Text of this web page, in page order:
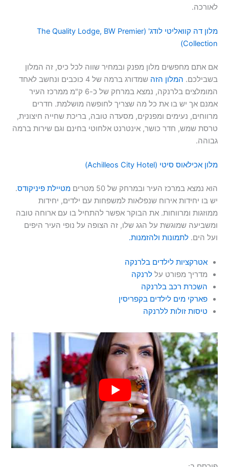
לאורכה.
מלון דה קוואליטי לודג' (The Quality Lodge, BW Premier
Collection)
אם אתם מחפשים מלון מפנק ובמחיר שווה לכל כיס, זה המלון
בשבילכם. המלון הזה
שמדורג ברמה של 4 כוכבים ונחשב לאחד
המומלצים בלרנקה, נמצא במרחק של כ-6 ק"מ ממרכז העיר
אמנם אך יש בו את כל מה שצריך לחופשה מושלמת. חדרים
מרווחים, נעימים ומפנקים, מסעדה טובה, בריכת שחייה חיצונית,
טרסת שמש, חדר כושר, אינטרנט אלחוטי בחינם וגם שירות ברמה
גבוהה.
מלון אכילאוס סיטי (Achilleos City Hotel)
הוא נמצא במרכז העיר ובמרחק של 50 מטרים מטיילת פיניקודס.
יש בו יחידות אירוח שנפלאות למשפחות עם ילדים, יחידות
ממוזגות ומרווחות. את הבוקר אפשר להתחיל בו עם ארוחה טובה
ומשביעה שמוגשת על הגג שלו, זה הצופה על נופי העיר היפים
ועל הים.לתמונות ולהזמנות.
אטרקציות לילדים בלרנקה
מדריך מפורט עללרנקה
השכרת רכב בלרנקה
פארקי מים לילדים בקפריסין
טיסות זולות ללרנקה